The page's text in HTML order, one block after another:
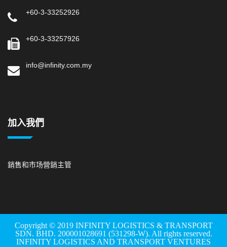
+60-3-33252926
+60-3-33257926
info@infinity.com.my
加入我們
銷售和市场營銷主管
Copyright © 2019 INFINITY LOGISTICS & TRANSPORT
SDN. BHD. 200001028691 (531298-W). All rights reserved.
INFINITY LOGISTICS AND TRANSPORT VENTURES